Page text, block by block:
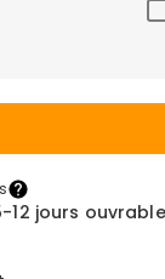
12 jours